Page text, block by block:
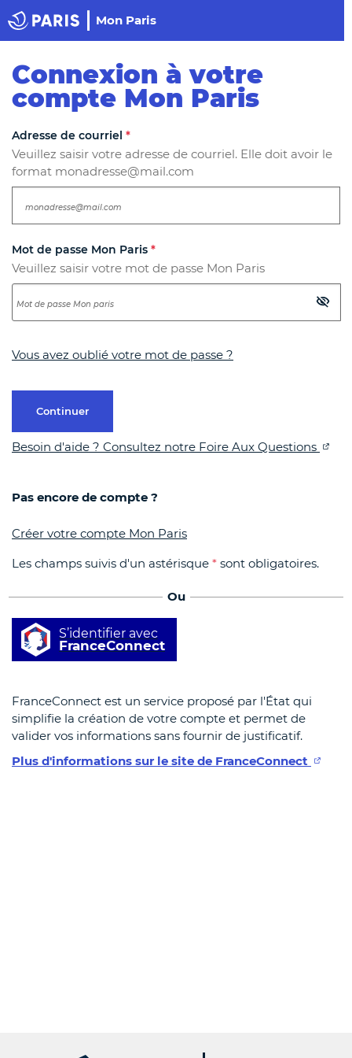
Paris
Mon Paris
Connexion à votre
compte Mon Paris
Adresse de courriel *
Veuillez saisir votre adresse de courriel. Elle doit avoir le
format monadresse@mail.com
Mot de passe Mon Paris *
Veuillez saisir votre mot de passe Mon Paris
Vous avez oublié votre mot de passe ?
Continuer
Besoin d'aide ? Consultez notre Foire Aux Questions
Pas encore de compte ?
Créer votre compte Mon Paris
Les champs suivis d'un astérisque * sont obligatoires.
Ou
S’identifier avec
FranceConnect
FranceConnect est un service proposé par l'État qui
simplifie la création de votre compte et permet de
valider vos informations sans fournir de justificatif.
Plus d'informations sur le site de FranceConnect